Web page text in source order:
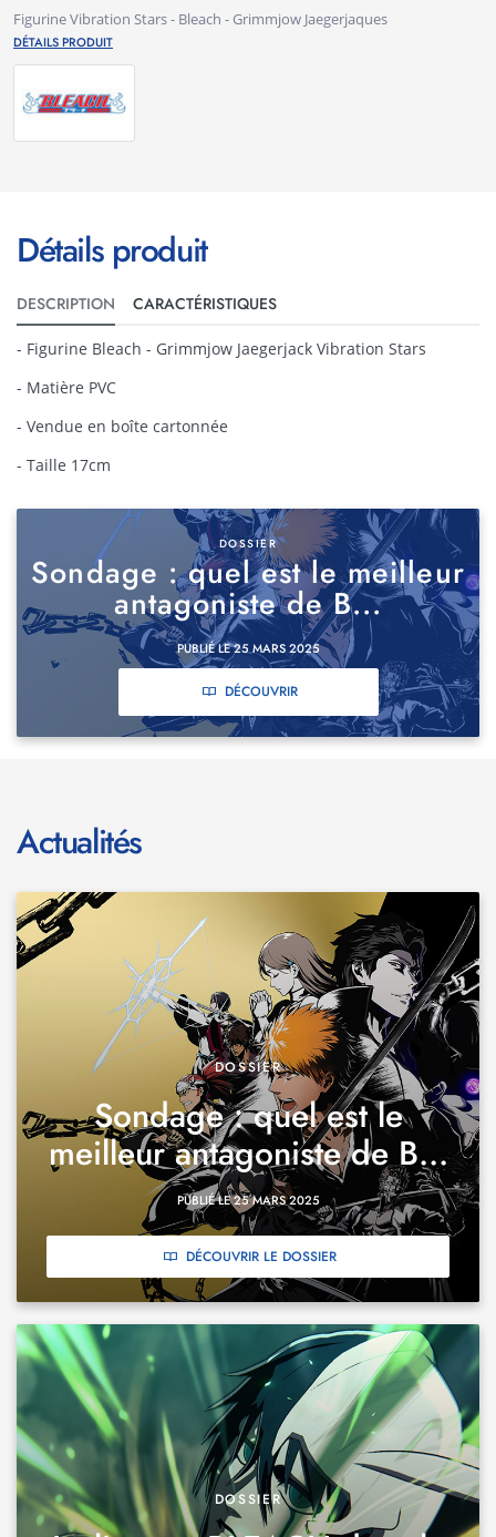
Figurine Vibration Stars - Bleach - Grimmjow Jaegerjaques
DÉTAILS PRODUIT
Détails produit
DESCRIPTION CARACTÉRISTIQUES
- Figurine Bleach - Grimmjow Jaegerjack Vibration Stars
- Matière PVC
- Vendue en boîte cartonnée
- Taille 17cm
DOSSIER
Sondage : quel est le meilleur
antagoniste de B...
PUBLIÉ LE 25 MARS 2025
DÉCOUVRIR
Actualités
DOSSIER
Sondage : quel est le
meilleur antagoniste de B...
PUBLIÉ LE 25 MARS 2025
DÉCOUVRIR LE DOSSIER
DOSSIER